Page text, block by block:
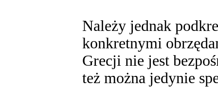
Należy jednak
konkretnymi
Grecji nie jest
też można jedynie